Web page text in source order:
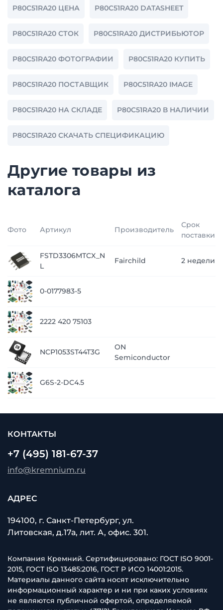
P80C51RA20 ЦЕНА P80C51RA20 DATASHEET
P80C51RA20 СТОК P80C51RA20 ДИСТРИБЬЮТОР
P80C51RA20 ФОТОГРАФИИ P80C51RA20 КУПИТЬ
P80C51RA20 ПОСТАВЩИК P80C51RA20 IMAGE
P80C51RA20 НА СКЛАДЕ P80C51RA20 В НАЛИЧИИ
P80C51RA20 СКАЧАТЬ СПЕЦИФИКАЦИЮ
Другие товары из
каталога
Фото Артикул Производитель
Срок
поставки
FSTD3306MTCX_N
L
Fairchild 2 недели
0-0177983-5
2222 420 75103
NCP1053ST44T3G
ON
Semiconductor
G6S-2-DC4.5
КОНТАКТЫ
+7 (495) 181-67-37
info@kremnium.ru
АДРЕС
194100, г. Санкт-Петербург, ул.
Литовская, д.17а, лит. А, офис. 301.
Компания Кремний. Сертифицировано: ГОСТ ISO 9001-
2015, ГОСТ ISO 13485:2016, ГОСТ Р ИСО 14001:2015.
Материалы данного сайта носят исключительно
информационный характер и ни при каких условиях
не являются публичной офертой, определяемой